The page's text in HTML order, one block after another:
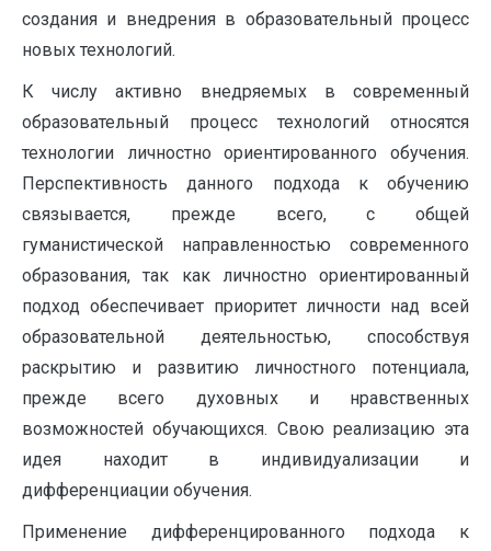
создания и внедрения в образовательный процесс
новых технологий.
К числу активно внедряемых в современный
образовательный процесс технологий относятся
технологии личностно ориентированного обучения.
Перспективность данного подхода к обучению
связывается, прежде всего, с общей
гуманистической направленностью современного
образования, так как личностно ориентированный
подход обеспечивает приоритет личности над всей
образовательной деятельностью, способствуя
раскрытию и развитию личностного потенциала,
прежде всего духовных и нравственных
возможностей обучающихся. Свою реализацию эта
идея находит в индивидуализации и
дифференциации обучения.
Применение дифференцированного подхода к